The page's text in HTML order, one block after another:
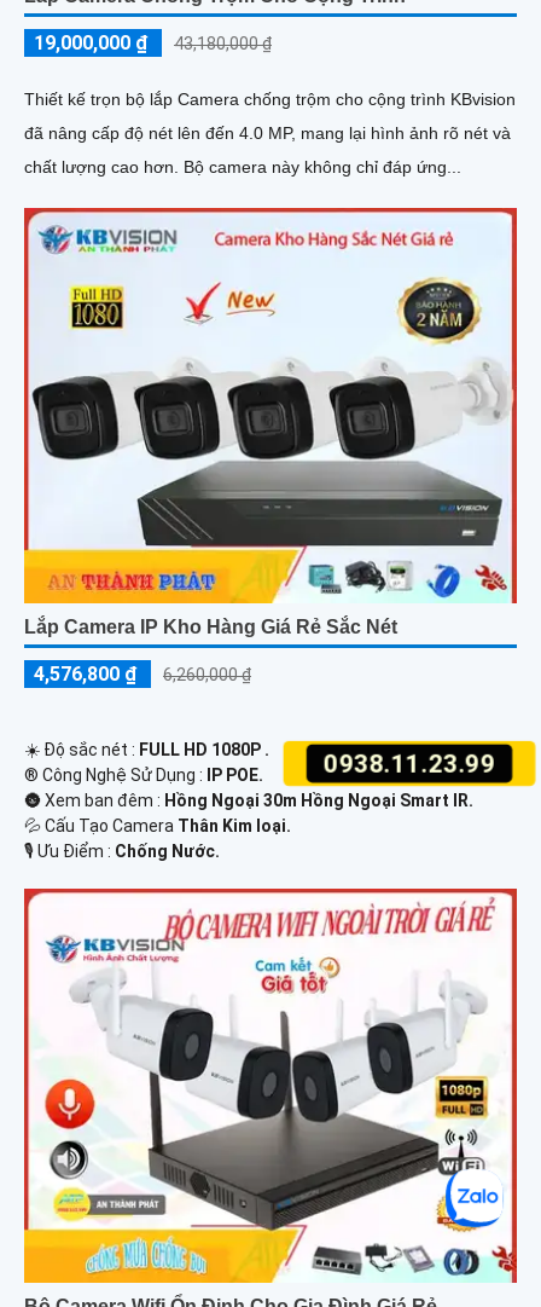
0938.11.23.99
19,000,000 ₫ 43,180,000 ₫
Thiết kế trọn bộ lắp Camera chống trộm cho cộng trình KBvision
đã nâng cấp độ nét lên đến 4.0 MP, mang lại hình ảnh rõ nét và
chất lượng cao hơn. Bộ camera này không chỉ đáp ứng...
Lắp Camera IP Kho Hàng Giá Rẻ Sắc Nét
4,576,800 ₫ 6,260,000 ₫
☀️ Độ sắc nét : FULL HD 1080P .
®️ Công Nghệ Sử Dụng :
IP POE.
🌚 Xem ban đêm : Hồng Ngoại 30m Hồng Ngoại Smart IR.
💦 Cấu Tạo Camera Thân Kim loại.
️🎙 Ưu Điểm : Chống Nước.